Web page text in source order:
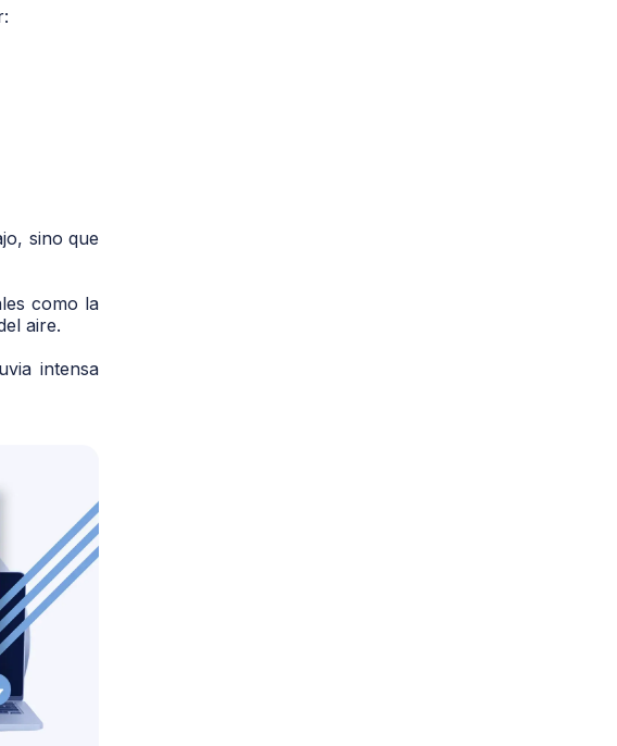
sino que
como la
aire.
intensa